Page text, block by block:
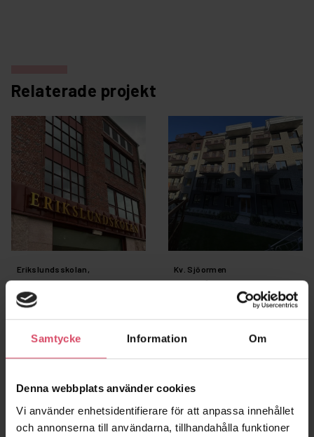
Samtycke Information Om
Denna webbplats använder cookies
Vi använder enhetsidentifierare för att anpassa innehållet
och annonserna till användarna, tillhandahålla funktioner
Relaterade projekt
Erikslundsskolan,
Borås
Kv. Sjöormen
Västerås